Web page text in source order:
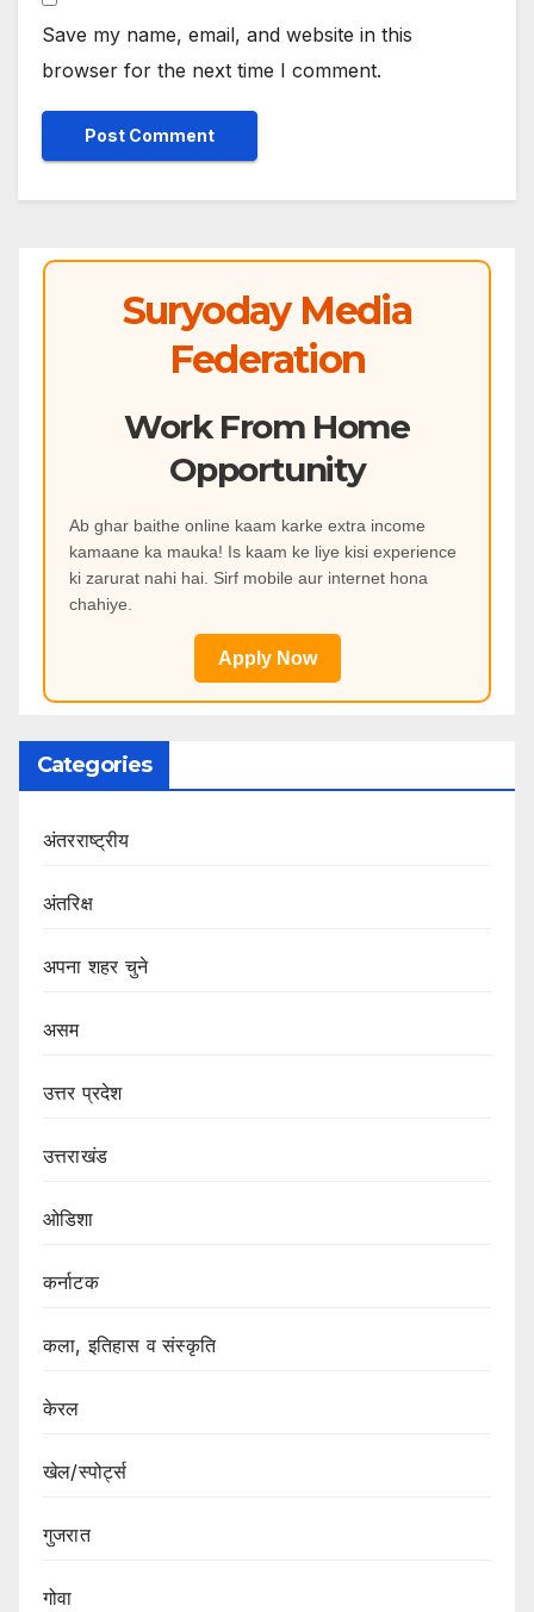
Save my name, email, and website in this
browser for the next time I comment.
Suryoday Media
Federation
Work From Home
Opportunity
Ab ghar baithe online kaam karke extra income
kamaane ka mauka! Is kaam ke liye kisi experience
ki zarurat nahi hai. Sirf mobile aur internet hona
chahiye.
Apply Now
Categories
अंतरराष्ट्रीय
अंतरिक्ष
अपना शहर चुने
असम
उत्तर प्रदेश
उत्तराखंड
ओडिशा
कर्नाटक
कला, इतिहास व संस्कृति
केरल
खेल/स्पोर्ट्स
गुजरात
गोवा